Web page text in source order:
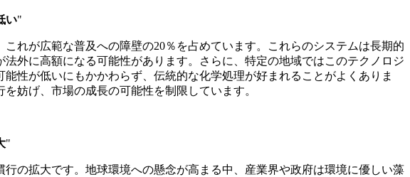
い"
れが広範な普及への障壁の20％を占めています。これらのシステムは長期的
外に高額になる可能性があります。さらに、特定の地域ではこのテクノロジ
性が低いにもかかわらず、伝統的な化学処理が好まれることがよくありま
妨げ、市場の成長の可能性を制限しています。
"
の拡大です。地球環境への懸念が高まる中、産業界や政府は環境に優しい藻